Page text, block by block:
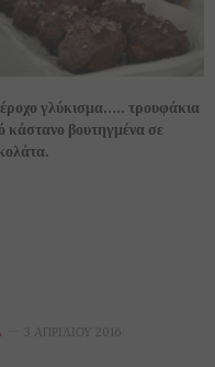
γλύκισμα….. τρουφάκια
κάστανο βουτηγμένα σε
3 ΑΠΡΙΛΊΟΥ 2016